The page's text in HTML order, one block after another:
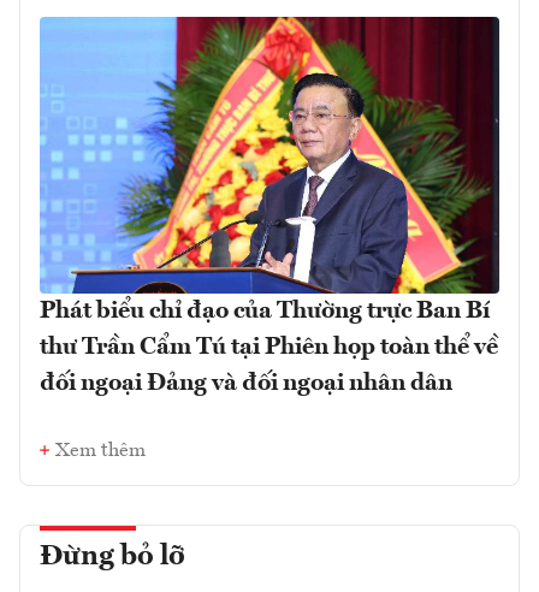
Phát biểu chỉ đạo của Thường trực Ban Bí
thư Trần Cẩm Tú tại Phiên họp toàn thể về
đối ngoại Đảng và đối ngoại nhân dân
Xem thêm
Đừng bỏ lỡ